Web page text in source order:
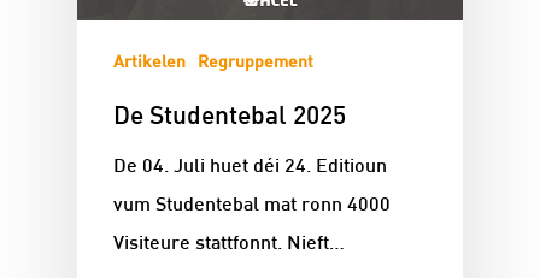
Artikelen Regruppement
De Studentebal 2025
De 04. Juli huet déi 24. Editioun
vum Studentebal mat ronn 4000
Visiteure stattfonnt. Nieft…